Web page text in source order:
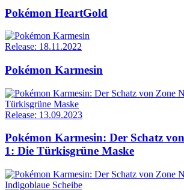
Pokémon HeartGold
Release: 18.11.2022
Pokémon Karmesin
Release: 13.09.2023
Pokémon Karmesin: Der Schatz
1: Die Türkisgrüne Maske